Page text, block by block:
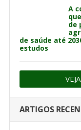
A
de
de saúde até
estudos
ARTIGOS